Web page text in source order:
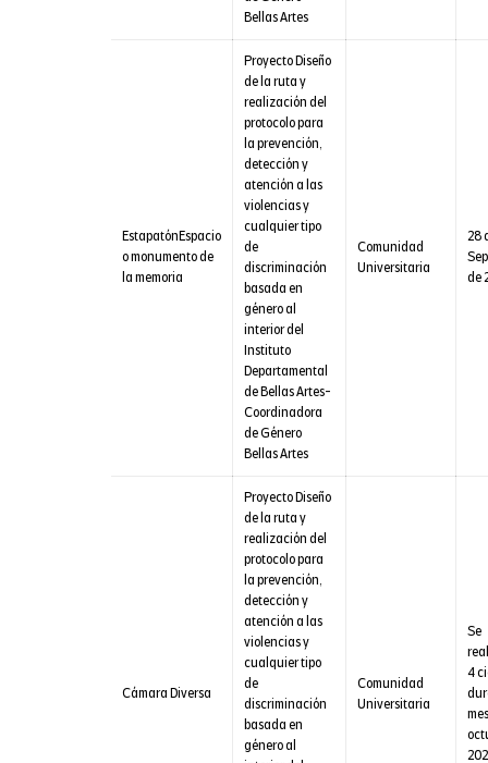
Bellas Artes
EstapatónEspacio
o monumento de
la memoria
Proyecto Diseño
de la ruta y
realización del
protocolo para
la prevención,
detección y
atención a las
violencias y
cualquier tipo
de
discriminación
basada en
género al
interior del
Instituto
Departamental
de Bellas Artes-
Coordinadora
de Género
Bellas Artes
Comunidad
Universitaria
28
de
Cámara Diversa
Proyecto Diseño
de la ruta y
realización del
protocolo para
la prevención,
detección y
atención a las
violencias y
cualquier tipo
de
discriminación
basada en
género al
Comunidad
Universitaria
Se
4